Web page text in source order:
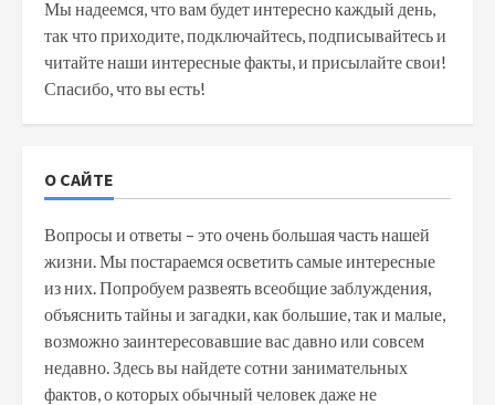
Мы надеемся, что вам будет интересно каждый день,
так что приходите, подключайтесь, подписывайтесь и
читайте наши интересные факты, и присылайте свои!
Спасибо, что вы есть!
О САЙТЕ
Вопросы и ответы – это очень большая часть нашей
жизни. Мы постараемся осветить самые интересные
из них. Попробуем развеять всеобщие заблуждения,
объяснить тайны и загадки, как большие, так и малые,
возможно заинтересовавшие вас давно или совсем
недавно. Здесь вы найдете сотни занимательных
фактов, о которых обычный человек даже не